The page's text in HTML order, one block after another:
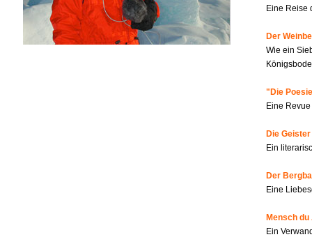
Eine Reise
Der
Wie ein
"Die
Eine
Die
Ein
Der
Eine
Mensch du
Ein